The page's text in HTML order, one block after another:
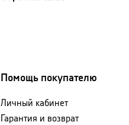
Помощь покупателю
Личный кабинет
Гарантия и возврат